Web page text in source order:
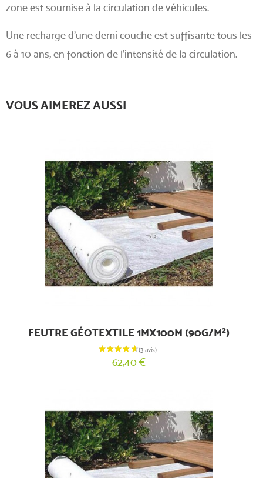
zone est soumise à la circulation de véhicules.
Une recharge d'une demi couche est suffisante tous les
6 à 10 ans, en fonction de l'intensité de la circulation.
VOUS AIMEREZ AUSSI
FEUTRE GÉOTEXTILE 1MX100M (90G/M²)
62,40 €